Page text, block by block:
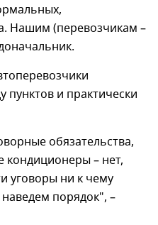
Нашим (перевозчикам –
пунктов и практически
обязательства,
кондиционеры – нет,
уговоры ни к чему
порядок", –